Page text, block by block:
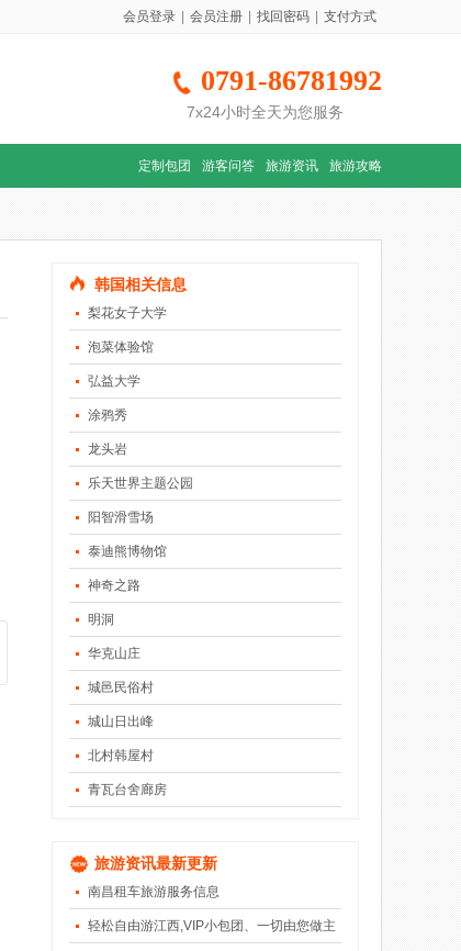
会员登录 会员注册 找回密码 支付方式
0791-86781992
7x24小时全天为您服务
定制包团 游客问答 旅游资讯 旅游攻略
韩国相关信息
梨花女子大学
泡菜体验馆
弘益大学
涂鸦秀
龙头岩
乐天世界主题公园
阳智滑雪场
泰迪熊博物馆
神奇之路
明洞
华克山庄
城邑民俗村
城山日出峰
北村韩屋村
青瓦台舍廊房
旅游资讯最新更新
南昌租车旅游服务信息
轻松自由游江西,VIP小包团、一切由您做主